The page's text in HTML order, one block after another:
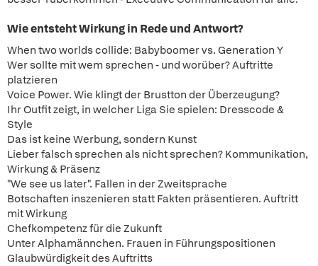
Wie entsteht Wirkung in Rede und Antwort?
When two worlds collide: Babyboomer vs. Generation Y
Wer sollte mit wem sprechen - und worüber? Auftritte
platzieren
Voice Power. Wie klingt der Brustton der Überzeugung?
Ihr Outfit zeigt, in welcher Liga Sie spielen: Dresscode &
Style
Das ist keine Werbung, sondern Kunst
Lieber falsch sprechen als nicht sprechen? Kommunikation,
Wirkung & Präsenz
"We see us later". Fallen in der Zweitsprache
Botschaften inszenieren statt Fakten präsentieren. Auftritt
mit Wirkung
Chefkompetenz für die Zukunft
Unter Alphamännchen. Frauen in Führungspositionen
Glaubwürdigkeit des Auftritts